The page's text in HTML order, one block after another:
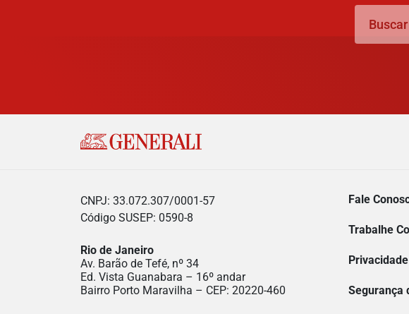
CNPJ: 33.072.307/0001-57
Código SUSEP: 0590-8
Rio de Janeiro
Av. Barão de Tefé, nº 34
Ed. Vista Guanabara – 16º andar
Bairro Porto Maravilha – CEP: 20220-460
Fale
Trabalhe
Segurança